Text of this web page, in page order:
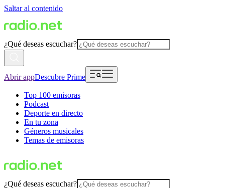
Saltar al contenido
¿Qué deseas escuchar?
Abrir appDescubre Prime
Top 100 emisoras
Podcast
Deporte en directo
En tu zona
Géneros musicales
Temas de emisoras
¿Qué deseas escuchar?